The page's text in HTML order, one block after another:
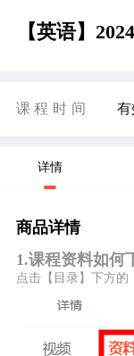
【英语】
课程时间
详情
商品详情
1.课程资料如何
点击【目录】下方